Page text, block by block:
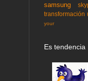
samsung
transformación
your
Es tendencia